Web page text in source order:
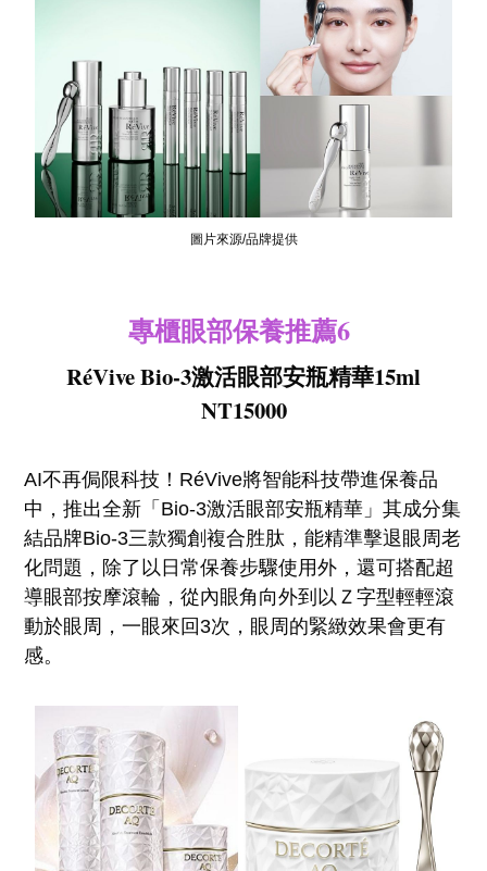
圖片來源/品牌提供
專櫃眼部保養推薦6
RéVive Bio-3激活眼部安瓶精華15ml
NT15000
AI不再侷限科技！RéVive將智能科技帶進保養品
中，推出全新「Bio-3激活眼部安瓶精華」其成分集
結品牌Bio-3三款獨創複合胜肽，能精準擊退眼周老
化問題，除了以日常保養步驟使用外，還可搭配超
導眼部按摩滾輪，從內眼角向外到以Ｚ字型輕輕滾
動於眼周，一眼來回3次，眼周的緊緻效果會更有
感。